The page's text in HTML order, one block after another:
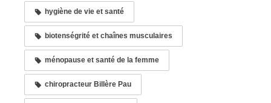
hygiène de vie et santé
biotenségrité et chaînes musculaires
ménopause et santé de la femme
chiropracteur Billère Pau